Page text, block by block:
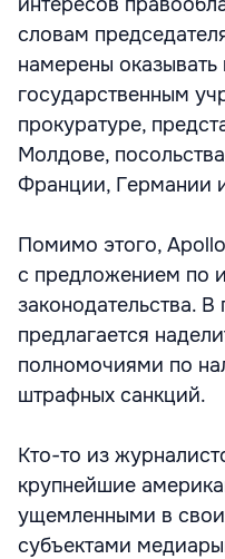
словам
намерены
государственным
прокуратуре,
Молдове,
Франции, Германии
Помимо этого,
с предложением по
законодательства.
предлагается
полномочиями по
штрафных санкций.
Кто-то из
крупнейшие
ущемленными в
субъектами